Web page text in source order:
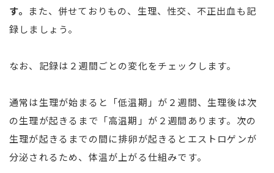
す。
また、併せておりもの、生理、性交、不正出血も記
録しましょう。
なお、記録は２週間ごとの変化をチェックします。
通常は生理が始まると「低温期」が２週間、生理後は次
の生理が起きるまで「高温期」が２週間あります。次の
生理が起きるまでの間に排卵が起きるとエストロゲンが
分泌されるため、体温が上がる仕組みです。